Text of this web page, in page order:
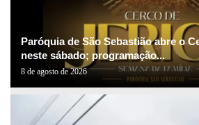
Paróquia de São Sebastião abre o
neste sábado; programação...
8 de agosto de 2026